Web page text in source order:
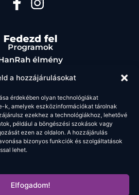
a hozzájárulásokat
érdekében olyan technológiákat
k, amelyek eszközinformációkat tárolnak
ezekhez a technológiákhoz, lehetővé
például a böngészési szokások vagy
ezen az oldalon. A hozzájárulás
bizonyos funkciók és szolgáltatások
lehet.
Elfogadom!
Fedezd fel
Programok
élmény
Étel & ital
Kapcsolat
Jogi oldalak
ÁSZF
by: